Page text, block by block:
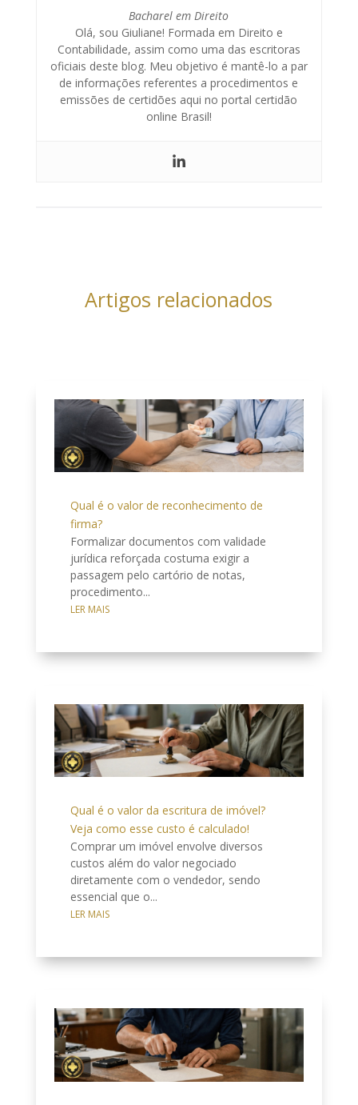
Bacharel em Direito
Olá, sou Giuliane! Formada em Direito e
Contabilidade, assim como uma das escritoras
oficiais deste blog. Meu objetivo é mantê-lo a par
de informações referentes a procedimentos e
emissões de certidões aqui no portal certidão
online Brasil!
Artigos relacionados
Qual é o valor de reconhecimento de
firma?
Formalizar documentos com validade
jurídica reforçada costuma exigir a
passagem pelo cartório de notas,
procedimento...
LER MAIS
Qual é o valor da escritura de imóvel?
Veja como esse custo é calculado!
Comprar um imóvel envolve diversos
custos além do valor negociado
diretamente com o vendedor, sendo
essencial que o...
LER MAIS